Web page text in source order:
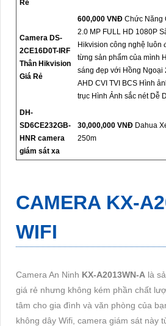
Rẻ
Camera DS-
2CE16D0T-IRF
Thân Hikvision
Giá Rẻ
600,000 VNĐ Chức Năng
2.0 MP FULL HD 1080P
Hikvision công nghệ luôn
từng sản phẩm của mình
sáng đẹp với Hồng Ngoại
AHD CVI TVI BCS Hình
trục Hình Ảnh sắc nét Dễ
DH-
SD6CE232GB-
HNR camera
giám sát xa
30,000,000 VNĐ Dahua
250m
CAMERA KX-
WIFI
Camera An Ninh KX-A2013WN-A là
giá rẻ nhưng không kém phần chất
tâm cho gia đình và văn phòng của
không dây Wifi, camera giám sát này